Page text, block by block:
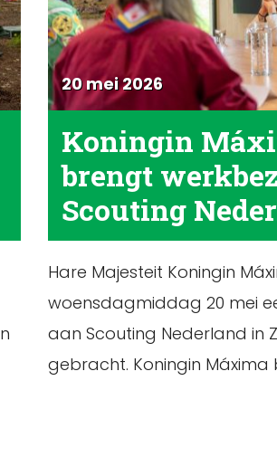
20 mei 2026
Koningin
brengt
Scouting
Hare Majesteit Koningin
woensdagmiddag 20 mei
aan Scouting Nederland in
gebracht. Koningin Máxima